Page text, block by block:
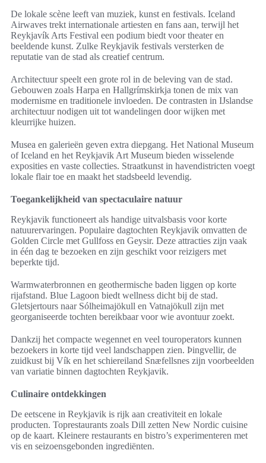
De lokale scène leeft van muziek, kunst en festivals. Iceland
Airwaves trekt internationale artiesten en fans aan, terwijl het
Reykjavík Arts Festival een podium biedt voor theater en
beeldende kunst. Zulke Reykjavik festivals versterken de
reputatie van de stad als creatief centrum.
Architectuur speelt een grote rol in de beleving van de stad.
Gebouwen zoals Harpa en Hallgrímskirkja tonen de mix van
modernisme en traditionele invloeden. De contrasten in IJslandse
architectuur nodigen uit tot wandelingen door wijken met
kleurrijke huizen.
Musea en galerieën geven extra diepgang. Het National Museum
of Iceland en het Reykjavik Art Museum bieden wisselende
exposities en vaste collecties. Straatkunst in havendistricten voegt
lokale flair toe en maakt het stadsbeeld levendig.
Toegankelijkheid van spectaculaire natuur
Reykjavik functioneert als handige uitvalsbasis voor korte
natuurervaringen. Populaire dagtochten Reykjavik omvatten de
Golden Circle met Gullfoss en Geysir. Deze attracties zijn vaak
in één dag te bezoeken en zijn geschikt voor reizigers met
beperkte tijd.
Warmwaterbronnen en geothermische baden liggen op korte
rijafstand. Blue Lagoon biedt wellness dicht bij de stad.
Gletsjertours naar Sólheimajökull en Vatnajökull zijn met
georganiseerde tochten bereikbaar voor wie avontuur zoekt.
Dankzij het compacte wegennet en veel touroperators kunnen
bezoekers in korte tijd veel landschappen zien. Þingvellir, de
zuidkust bij Vík en het schiereiland Snæfellsnes zijn voorbeelden
van variatie binnen dagtochten Reykjavik.
Culinaire ontdekkingen
De eetscene in Reykjavik is rijk aan creativiteit en lokale
producten. Toprestaurants zoals Dill zetten New Nordic cuisine
op de kaart. Kleinere restaurants en bistro’s experimenteren met
vis en seizoensgebonden ingrediënten.